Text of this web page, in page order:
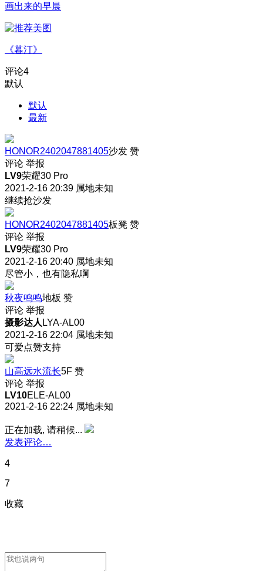
画出来的早晨
《暮汀》
评论4
默认
默认
最新
HONOR2402047881405沙发 赞
评论 举报
LV9荣耀30 Pro
2021-2-16 20:39 属地未知
继续抢沙发
HONOR2402047881405板凳 赞
评论 举报
LV9荣耀30 Pro
2021-2-16 20:40 属地未知
尽管小，也有隐私啊
秋夜鸣鸣地板 赞
评论 举报
摄影达人 LYA-AL00
2021-2-16 22:04 属地未知
可爱点赞支持
山高远水流长5F 赞
评论 举报
LV10ELE-AL00
2021-2-16 22:24 属地未知
正在加载, 请稍候...
发表评论…
4
7
收藏